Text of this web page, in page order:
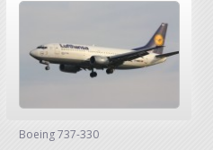
Boeing 737-330